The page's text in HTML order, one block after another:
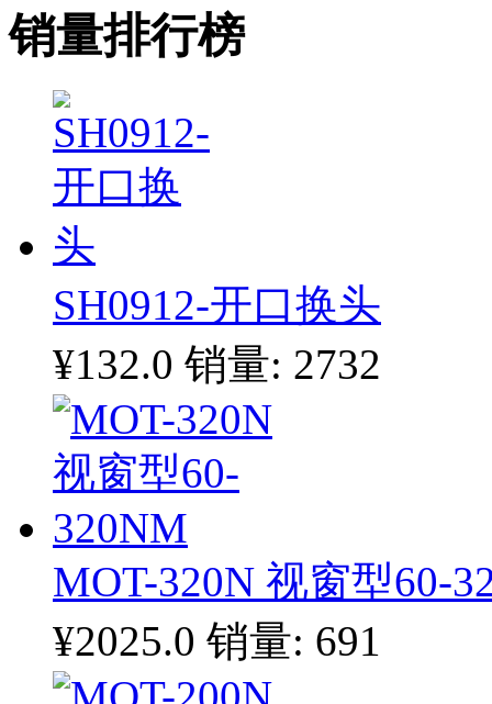
销量排行榜
SH0912-开口换头
¥132.0 销量: 2732
MOT-320N 视窗型60-
¥2025.0 销量: 691